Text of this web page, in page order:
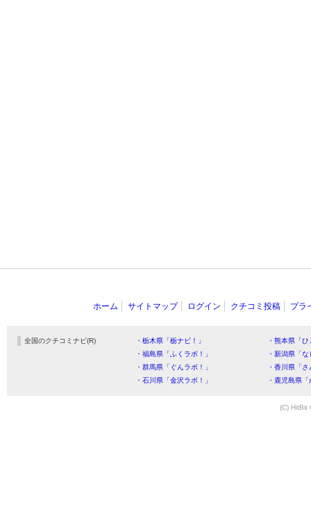
ホーム サイトマップ ログイン クチコミ投稿 プラ
全国のクチコミナビ(R) ・栃木県「栃ナビ！」
・熊本県「
・福島県「ふくラボ！」
・新潟県「
・群馬県「ぐんラボ！」
・香川県「
・石川県「金沢ラボ！」
・鹿児島県
(C) HitBit